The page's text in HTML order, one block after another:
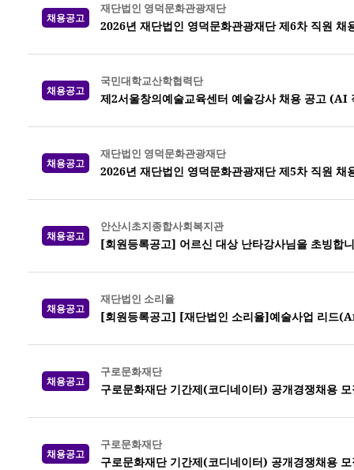
채용공고
재단법인 영덕문화관광재단
2026년 재단법인 영덕문화관광재단 제6차 직원 채
채용공고
국민대학교산학협력단
제2서울창의예술교육센터 예술강사 채용 공고 (AI
채용공고
재단법인 영덕문화관광재단
2026년 재단법인 영덕문화관광재단 제5차 직원 채
채용공고
안산시초지종합사회복지관
[회원등록공고] 어르신 대상 난타강사님을 초빙합
채용공고
재단법인 소리율
[회원등록공고] [재단법인 소리율]예술사업 리드
채용공고
구로문화재단
구로문화재단 기간제(코디네이터) 공개경쟁채용
채용공고
구로문화재단
구로문화재단 기간제(코디네이터) 공개경쟁채용